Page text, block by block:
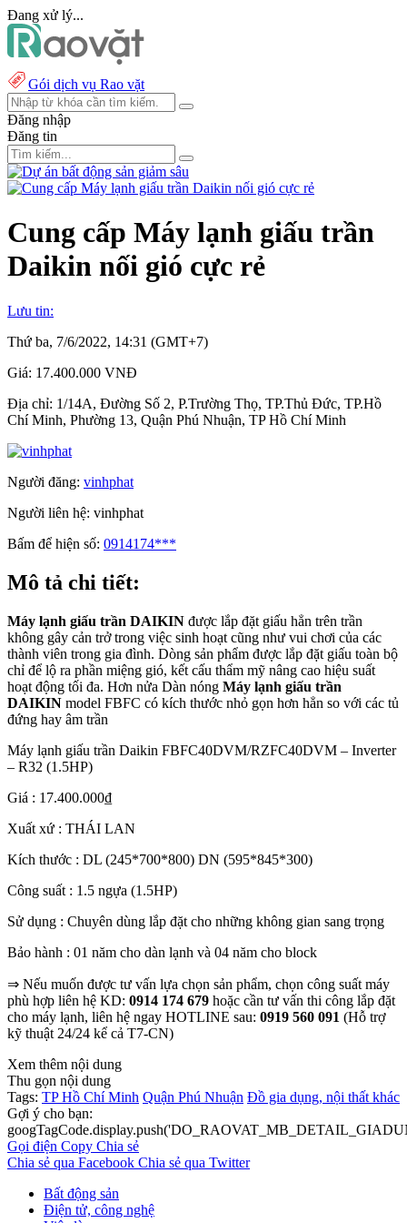
Đang xử lý...
Gói dịch vụ Rao vặt
Đăng nhập
Đăng tin
Cung cấp Máy lạnh giấu trần
Daikin nối gió cực rẻ
Lưu tin:
Thứ ba, 7/6/2022, 14:31 (GMT+7)
Giá: 17.400.000 VNĐ
Địa chỉ: 1/14A, Đường Số 2, P.Trường Thọ, TP.Thủ Đức, TP.Hồ
Chí Minh, Phường 13, Quận Phú Nhuận, TP Hồ Chí Minh
Người đăng: vinhphat
Người liên hệ: vinhphat
Bấm để hiện số: 0914174***
Mô tả chi tiết:
Máy lạnh giấu trần DAIKIN được lắp đặt giấu hẳn trên trần
không gây cản trở trong việc sinh hoạt cũng như vui chơi của các
thành viên trong gia đình. Dòng sản phẩm được lắp đặt giấu toàn bộ
chỉ để lộ ra phần miệng gió, kết cấu thẩm mỹ nâng cao hiệu suất
hoạt động tối đa. Hơn nửa Dàn nóng Máy lạnh giấu trần
DAIKIN model FBFC có kích thước nhỏ gọn hơn hẳn so với các tủ
đứng hay âm trần
Máy lạnh giấu trần Daikin FBFC40DVM/RZFC40DVM – Inverter
– R32 (1.5HP)
Giá : 17.400.000₫
Xuất xứ : THÁI LAN
Kích thước : DL (245*700*800) DN (595*845*300)
Công suất : 1.5 ngựa (1.5HP)
Sử dụng : Chuyên dùng lắp đặt cho những không gian sang trọng
Bảo hành : 01 năm cho dàn lạnh và 04 năm cho block
⇒ Nếu muốn được tư vấn lựa chọn sản phẩm, chọn công suất máy
phù hợp liên hệ KD: 0914 174 679 hoặc cần tư vấn thi công lắp đặt
cho máy lạnh, liên hệ ngay HOTLINE sau: 0919 560 091 (Hỗ trợ
kỹ thuật 24/24 kể cả T7-CN)
Xem thêm nội dung
Thu gọn nội dung
Tags: TP Hồ Chí Minh Quận Phú Nhuận Đồ gia dụng, nội thất khác
Gợi ý cho bạn:
Gọi điện Copy Chia sẻ
Chia sẻ qua Facebook Chia sẻ qua Twitter
Bất động sản
Điện tử, công nghệ